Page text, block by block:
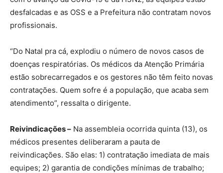
desfalcadas e as OSS e a Prefeitura não contratam novos
profissionais.
“Do Natal pra cá, explodiu o número de novos casos de
doenças respiratórias. Os médicos da Atenção Primária
estão sobrecarregados e os gestores não têm feito novas
contratações. Quem sofre é a população, que acaba sem
atendimento”, ressalta o dirigente.
Reivindicações – Na assembleia ocorrida quinta (13), os
médicos presentes deliberaram a pauta de
reivindicações. São elas: 1) contratação imediata de mais
equipes; 2) garantia de condições mínimas de trabalho;